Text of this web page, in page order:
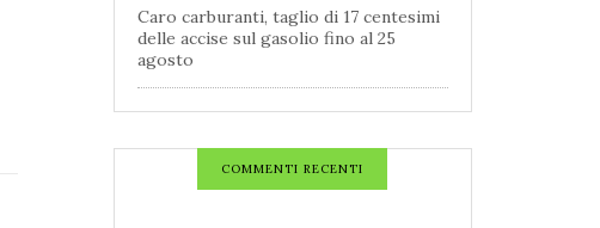
Caro carburanti, taglio di 17 centesimi
delle accise sul gasolio fino al 25
agosto
COMMENTI RECENTI